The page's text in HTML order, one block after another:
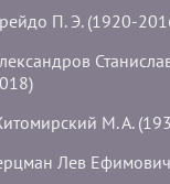
П. Э. (1920-
М. А.
Лев